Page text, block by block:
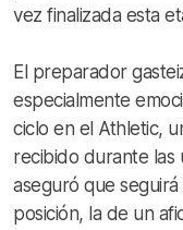
vez finalizada esta
El preparador
especialmente
ciclo en el Athletic,
recibido durante las
aseguró que
posición, la de un